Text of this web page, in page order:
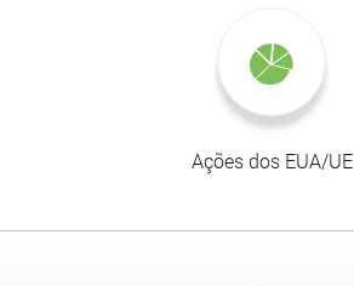
Ações dos EUA/UE